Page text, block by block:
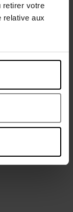
retirer votre
relative aux